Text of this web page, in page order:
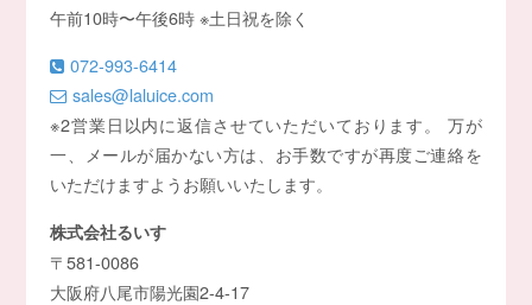
午前10時〜午後6時 ※土日祝を除く
072-993-6414
sales@laluice.com
※2営業日以内に返信させていただいております。 万が
一、メールが届かない方は、お手数ですが再度ご連絡を
いただけますようお願いいたします。
株式会社るいす
〒581-0086
大阪府八尾市陽光園2-4-17